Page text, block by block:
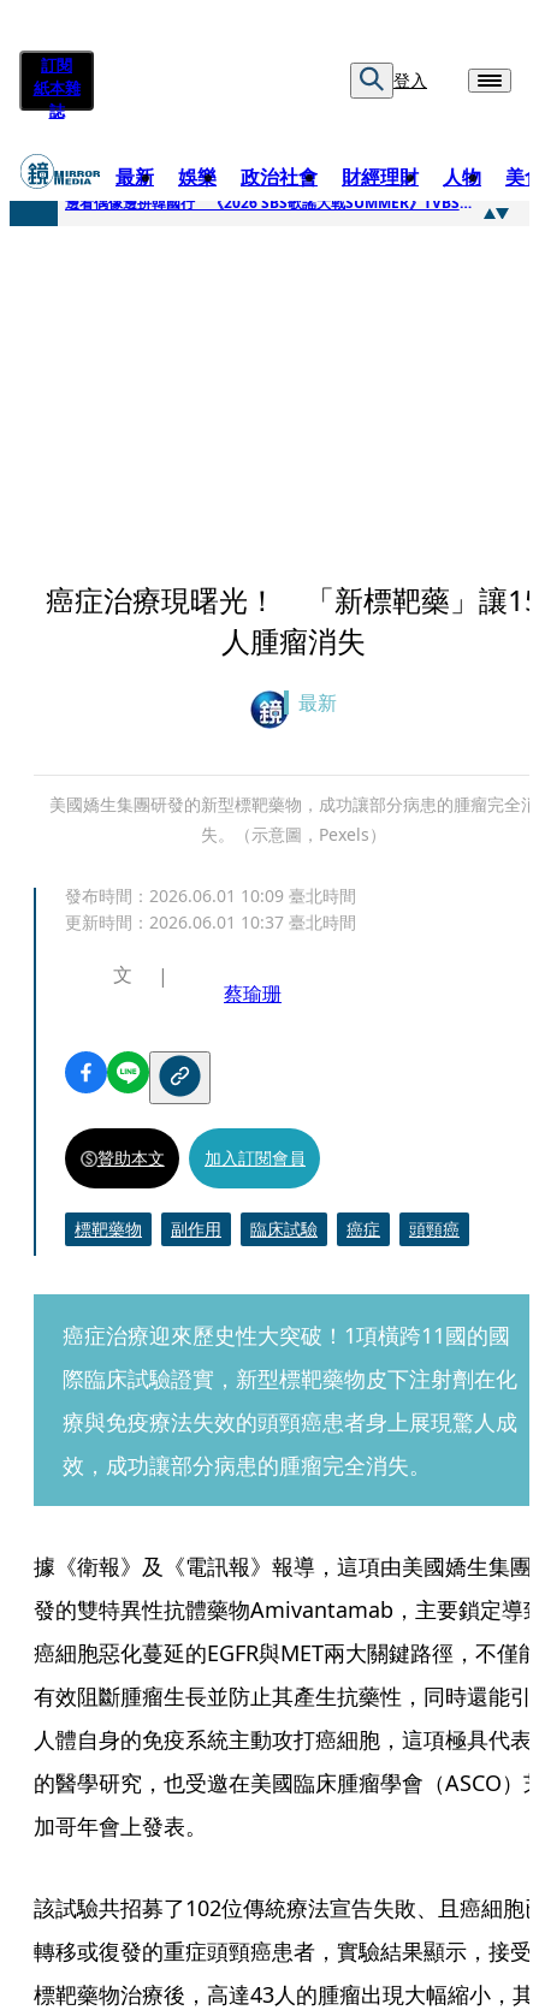
訂閱
紙本雜
誌
登入
最新 娛樂 政治社會 財經理財 人物 美
快訊
邊看偶像邊拚韓國行 《2026 SBS歌謠大戰SUMMER》TVBS直播祭追星福利
癌症治療現曙光！ 「新標靶藥」讓
人腫瘤消失
最新
美國嬌生集團研發的新型標靶藥物，成功讓部分病患的腫瘤完全消
失。（示意圖，Pexels）
發布時間： 2026.06.01 10:09 臺北時間
更新時間： 2026.06.01 10:37 臺北時間
文
蔡瑜珊
贊助本文 加入訂閱會員
標靶藥物 副作用 臨床試驗 癌症 頭頸癌
癌症治療迎來歷史性大突破！1項橫跨11國的國
際臨床試驗證實，新型標靶藥物皮下注射劑在化
療與免疫療法失效的頭頸癌患者身上展現驚人成
效，成功讓部分病患的腫瘤完全消失。
據《衛報》及《電訊報》報導，這項由美國嬌生集團
發的雙特異性抗體藥物Amivantamab，主要鎖定導
癌細胞惡化蔓延的EGFR與MET兩大關鍵路徑，不僅能
有效阻斷腫瘤生長並防止其產生抗藥性，同時還能引
人體自身的免疫系統主動攻打癌細胞，這項極具代表
的醫學研究，也受邀在美國臨床腫瘤學會（ASCO）
加哥年會上發表。
該試驗共招募了102位傳統療法宣告失敗、且癌細胞
轉移或復發的重症頭頸癌患者，實驗結果顯示，接受
標靶藥物治療後，高達43人的腫瘤出現大幅縮小，其